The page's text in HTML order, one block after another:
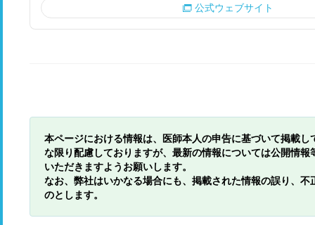
公式ウェブサイト
本ページにおける情報は、医師本人の申告に基づいて掲載
な限り配慮しておりますが、最新の情報については公開情
いただきますようお願いします。
なお、弊社はいかなる場合にも、掲載された情報の誤り、
のとします。